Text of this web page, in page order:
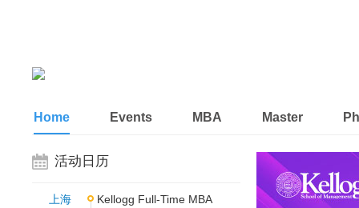
Home Events MBA Master
活动日历
上海
Kellogg Full-Time MBA